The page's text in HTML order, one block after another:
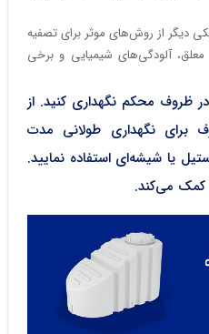
دیگر از روش‌های موثر برای تصفیه
آلودگی‌های شیمیایی و برخی
ظروف محکم نگهداری کنید. از
برای نگهداری طولانی‌ مدت
یا شیشه‌ای استفاده نمایید.
کمک می‌کند.